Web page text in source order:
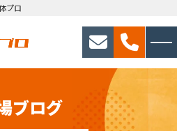
プロ
ブログ